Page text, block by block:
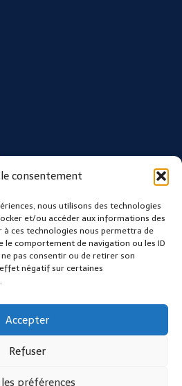
consentement
nous utilisons des technologies
et/ou accéder aux informations des
à ces technologies nous permettra de
le comportement de navigation ou les ID
pas consentir ou de retirer son
négatif sur certaines
Accepter
Refuser
préférences
la Comtesse
qui ont du sens - Thème WordPress